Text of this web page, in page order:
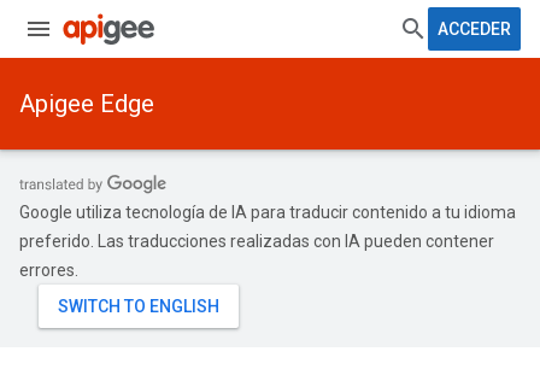
ACCEDER
Apigee Edge
Google utiliza tecnología de IA para traducir contenido a tu idioma
preferido. Las traducciones realizadas con IA pueden contener
errores.